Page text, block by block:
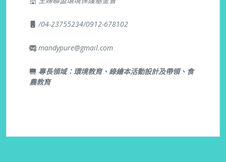
/04-23755234/0912-678102
mandypure@gmail.com
專長領域：環境教育、綠繪本活動設計及帶領、食
農教育